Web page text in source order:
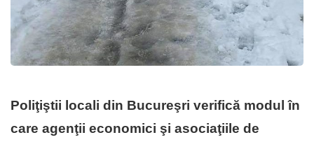
Poliţiştii locali din Bucureşri verifică modul în
care agenţii economici şi asociaţiile de